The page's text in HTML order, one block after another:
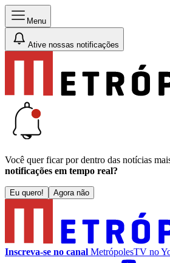
Menu
Ative nossas notificações
Você quer ficar por dentro das notícias
notificações em tempo real?
Eu quero! Agora não
Inscreva-se no canal MetrópolesTV no